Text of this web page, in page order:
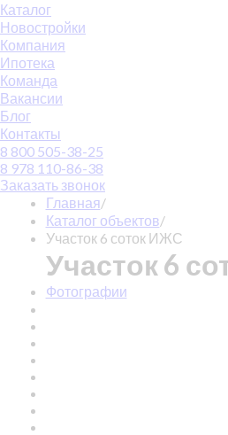
Каталог
Новостройки
Компания
Ипотека
Команда
Вакансии
Блог
Контакты
8 800 505-38-25
8 978 110-86-38
Заказать звонок
Главная/
Каталог объектов/
Участок 6 соток ИЖС
Участок 6
Фотографии